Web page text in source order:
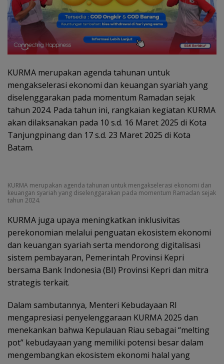
KURMA merupakan agenda tahunan untuk
mengakselerasi ekonomi dan keuangan syariah yang
diselenggarakan pada momentum Ramadan sejak
tahun 2024. Pada tahun ini, rangkaian kegiatan KURMA
akan dilaksanakan pada 10 s.d. 16 Maret 2025 di Kota
Tanjungpinang dan 17 s.d. 23 Maret 2025 di Kota
Batam.
KURMA merupakan agenda tahunan untuk mengakselerasi ekonomi dan
keuangan syariah yang diselenggarakan pada momentum Ramadan sejak
tahun 2024.
KURMA juga upaya meningkatkan inklusivitas
perekonomian melalui penguatan ekosistem ekonomi
dan keuangan syariah serta mendorong digitalisasi
sistem pembayaran, Pemerintah Provinsi Kepri
bersama Bank Indonesia (BI) Provinsi Kepri dan mitra
strategis terkait.
Dalam sambutannya, Menteri Kebudayaan RI
mengapresiasi penyelenggaraan KURMA 2025 dan
menekankan bahwa Kepulauan Riau sebagai “melting
pot” kebudayaan yang memiliki potensi besar dalam
mengembangkan ekosistem ekonomi halal yang